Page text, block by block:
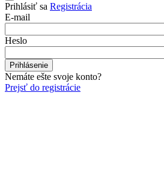
Prihlásiť sa Registrácia
E-mail
Heslo
Nemáte ešte svoje konto?
Prejsť do registrácie